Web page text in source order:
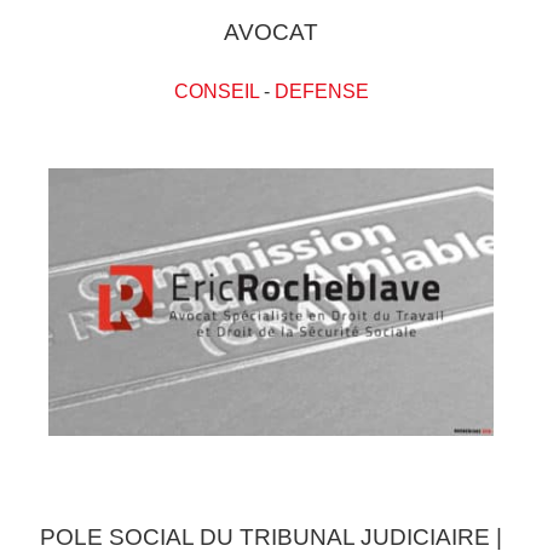
AVOCAT
CONSEIL- DEFENSE
POLE SOCIAL DU TRIBUNAL JUDICIAIRE |